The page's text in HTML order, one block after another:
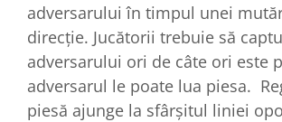
adversarului în timpul unei
direcţie. Jucătorii trebuie să
adversarului ori de câte ori este
adversarul le poate lua piesa.
piesă ajunge la sfârşitul liniei